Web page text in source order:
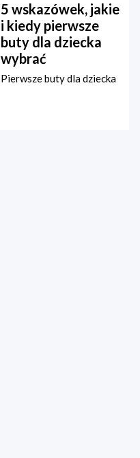
5 wskazówek, jakie
i kiedy pierwsze
buty dla dziecka
wybrać
Pierwsze buty dla dziecka